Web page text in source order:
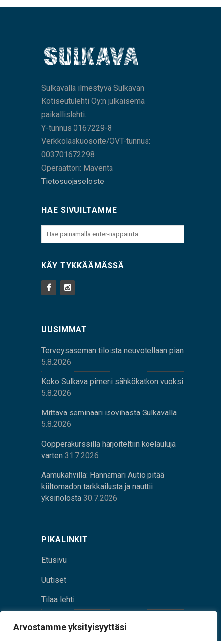
Arvostamme yksityisyyttäsi
Sulkavalla ilmestyvä Sulkavan
Kotiseutulehti Oy:n julkaisema
paikallislehti.
Y-tunnus 0167229-8
Verkkolaskuosoite/OVT-tunnus:
003701672298
Operaattori: Maventa
Tietosuojaseloste
HAE SIVUILTAMME
KÄY TYKKÄÄMÄSSÄ
UUSIMMAT
Terveysaseman tiloista neuvotellaan pian
5.8.2026
Koko Sulkava pimeni sähkökatkon vuoksi
5.8.2026
Mittava seminaari isovihasta Sulkavalla
5.8.2026
Oopperakurssilla harjoiteltiin koelauluja
varten 31.7.2026
Aamukahvilla: Hannamari Autio pitää
kiiltomadon tarkkailusta ja nauttii
yksinolosta 30.7.2026
PIKALINKIT
Etusivu
Uutiset
Tilaa lehti